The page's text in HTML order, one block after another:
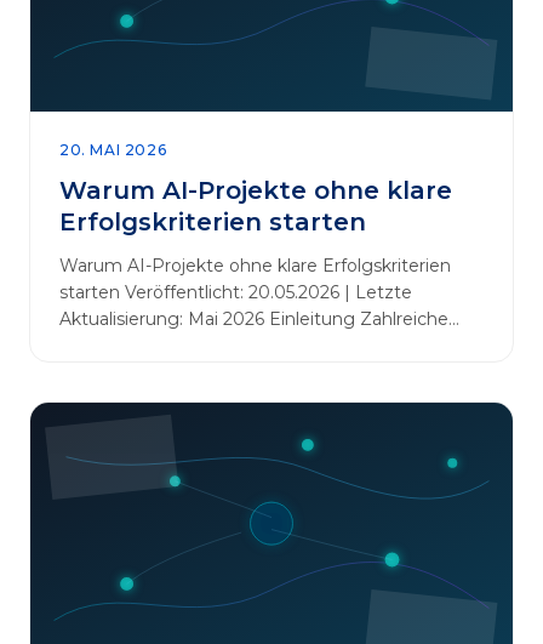
20. MAI 2026
Warum AI-Projekte ohne klare
Erfolgskriterien starten
Warum AI-Projekte ohne klare Erfolgskriterien
starten Veröffentlicht: 20.05.2026 | Letzte
Aktualisierung: Mai 2026 Einleitung Zahlreiche
automatisieren oder sich Wettbewerbsvorteile zu
verschaffen. Oftmals liegt der Fokus dabei auf
praxisnahem Handeln: Erfahrungen sammeln,
Prototypen entwickeln und interne Skepsis
abbauen. Der zentrale Begriff dieses Beitrags ist
„Erfolgskriterien für AI-Projekte“. In [&hellip;]